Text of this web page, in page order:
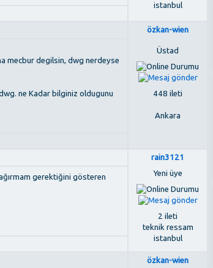
istanbul
özkan-wien
Üstad
448 ileti
Ankara
mecbur degilsin, dwg nerdeyse
ne Kadar bilginiz oldugunu
rain3121
Yeni üye
2 ileti
teknik ressam
istanbul
gerektiğini gösteren
özkan-wien